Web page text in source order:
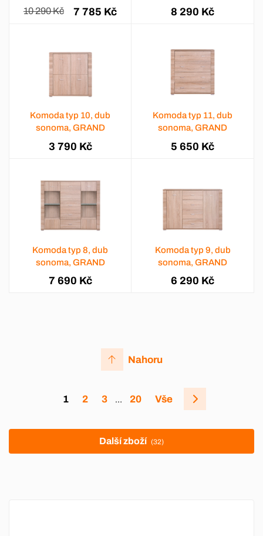
10 290 Kč 7 785 Kč 8 290 Kč
Komoda typ 10, dub
sonoma, GRAND
3 790 Kč
Komoda typ 11, dub
sonoma, GRAND
5 650 Kč
Komoda typ 8, dub
sonoma, GRAND
7 690 Kč
Komoda typ 9, dub
sonoma, GRAND
6 290 Kč
1 2 3 … 20 Vše
Nahoru
Další zboží (32)